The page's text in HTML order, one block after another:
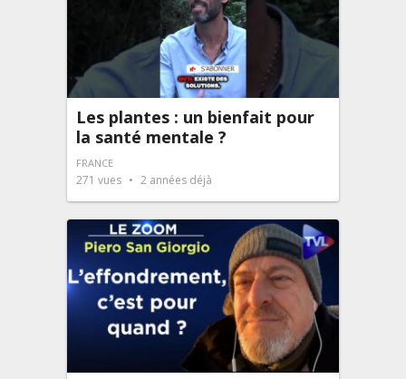
Les plantes : un bienfait pour
la santé mentale ?
FRANCE
271 vues 2 années déjà